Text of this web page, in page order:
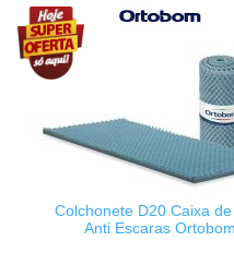
Colchonete D20 Caixa
Anti Escaras